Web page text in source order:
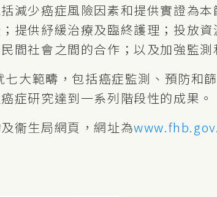
減少癌症風險因素和提供實證為
提供紓緩治療及臨終護理；投放
間社會之間的合作；以及加強監
大範疇，包括癌症監測、預防和
症研究達到一系列階段性的成果。
衞生局網頁，網址為